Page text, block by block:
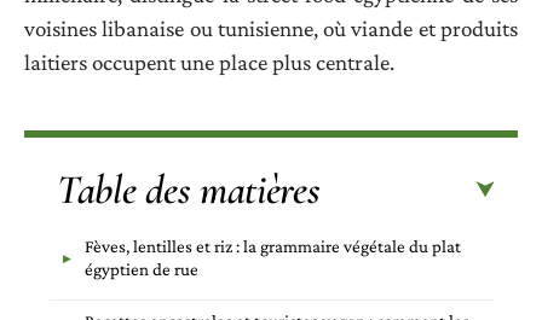
voisines libanaise ou tunisienne, où viande et produits
laitiers occupent une place plus centrale.
Table des matières
Fèves, lentilles et riz : la grammaire végétale du plat
égyptien de rue